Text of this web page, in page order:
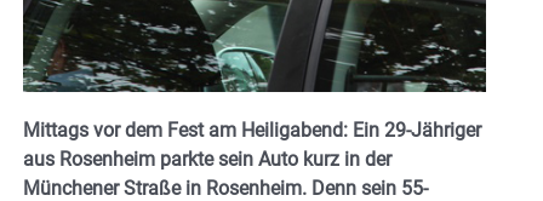
Mittags vor dem Fest am Heiligabend: Ein 29-Jähriger
aus Rosenheim parkte sein Auto kurz in der
Münchener Straße in Rosenheim. Denn sein 55-